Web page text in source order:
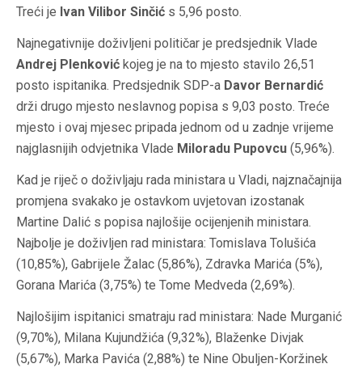
Treći je Ivan Vilibor Sinčić s 5,96 posto.
Najnegativnije doživljeni političar je predsjednik Vlade
Andrej Plenković kojeg je na to mjesto stavilo 26,51
posto ispitanika. Predsjednik SDP-a Davor Bernardić
drži drugo mjesto neslavnog popisa s 9,03 posto. Treće
mjesto i ovaj mjesec pripada jednom od u zadnje vrijeme
najglasnijih odvjetnika Vlade Miloradu Pupovcu (5,96%).
Kad je riječ o doživljaju rada ministara u Vladi, najznačajnija
promjena svakako je ostavkom uvjetovan izostanak
Martine Dalić s popisa najlošije ocijenjenih ministara.
Najbolje je doživljen rad ministara: Tomislava Tolušića
(10,85%), Gabrijele Žalac (5,86%), Zdravka Marića (5%),
Gorana Marića (3,75%) te Tome Medveda (2,69%).
Najlošijim ispitanici smatraju rad ministara: Nade Murganić
(9,70%), Milana Kujundžića (9,32%), Blaženke Divjak
(5,67%), Marka Pavića (2,88%) te Nine Obuljen-Koržinek